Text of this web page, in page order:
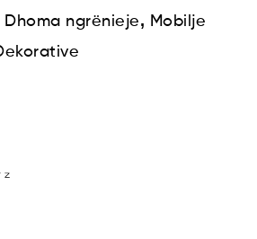
Dhoma ngrënieje, Mobilje